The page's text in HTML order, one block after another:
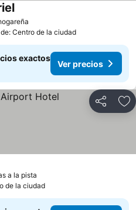
Ver precios
Centro de la ciudad
exactos
Ver precios
Compartir
a la pista
precios
de la ciudad